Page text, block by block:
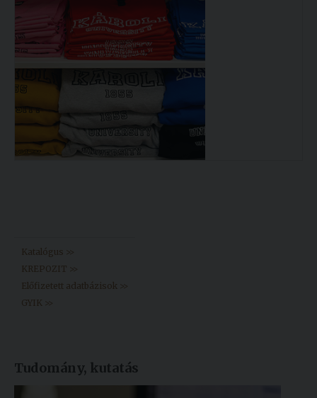
Katalógus >>
KREPOZIT >>
Előfizetett adatbázisok >>
GYIK >>
Tudomány, kutatás